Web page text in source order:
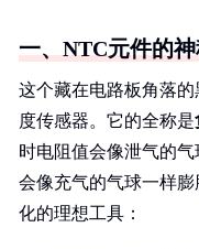
一、NTC元件的
这个藏在电路板角落
度传感器。它的全称是
时电阻值会像泄气的
会像充气的气球一样
化的理想工具：